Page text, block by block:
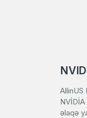
AllinUS
əlaqə